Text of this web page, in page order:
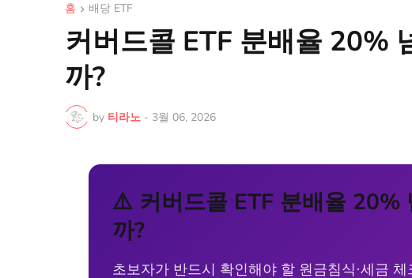
홈 배당 ETF
커버드콜 ETF 분배율 20%
까?
by 티라노 - 3월 06, 2026
⚠️ 커버드콜 ETF 분배율 20%
까?
초보자가 반드시 확인해야 할 원금침식·세금 체